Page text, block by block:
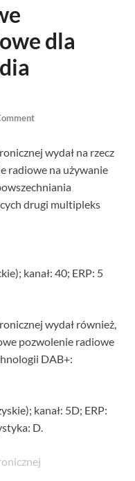
dla
wydał na rzecz
radiowe na używanie
drugi multipleks
kanał: 40; ERP: 5
wydał również,
pozwolenie radiowe
DAB+:
kanał: 5D; ERP:
D.